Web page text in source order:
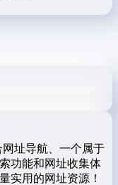
址导航、一个属于
功能和网址收集体
实用的网址资源！